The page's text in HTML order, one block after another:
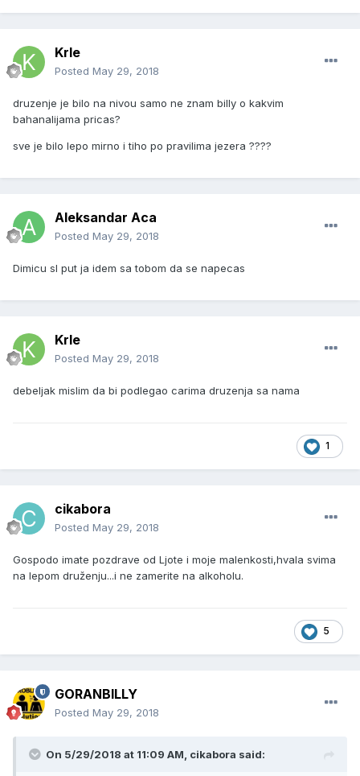
Krle
Posted May 29, 2018
druzenje je bilo na nivou samo ne znam billy o kakvim
bahanalijama pricas?
sve je bilo lepo mirno i tiho po pravilima jezera ????
Aleksandar Aca
Posted May 29, 2018
Dimicu sl put ja idem sa tobom da se napecas
Krle
Posted May 29, 2018
debeljak mislim da bi podlegao carima druzenja sa nama
1
cikabora
Posted May 29, 2018
Gospodo imate pozdrave od Ljote i moje malenkosti,hvala svima
na lepom druženju...i ne zamerite na alkoholu.
5
GORANBILLY
Posted May 29, 2018
On 5/29/2018 at 11:09 AM, cikabora said: